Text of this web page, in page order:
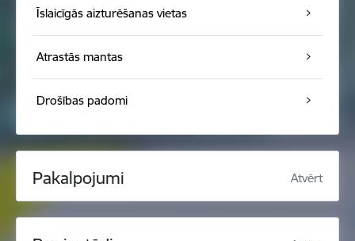
Īslaicīgās aizturēšanas vietas
Atrastās mantas
Drošības padomi
Pakalpojumi Atvērt